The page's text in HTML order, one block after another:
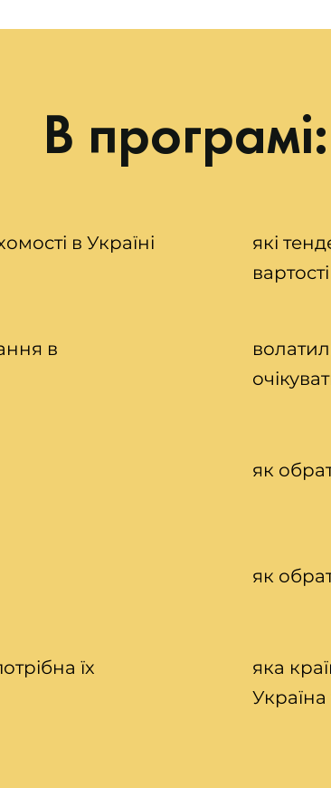
В програмі:
в Україні
які
в
як
як
їх
яка